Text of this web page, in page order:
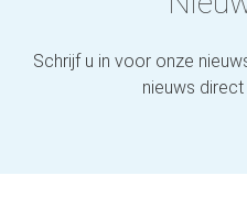
Schrijf u in voor onze
nieuws